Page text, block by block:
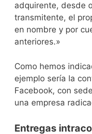
adquirente, desde
transmitente, el
en nombre y por
anteriores.»
Como hemos
ejemplo sería la
Facebook, con
una empresa
Entregas